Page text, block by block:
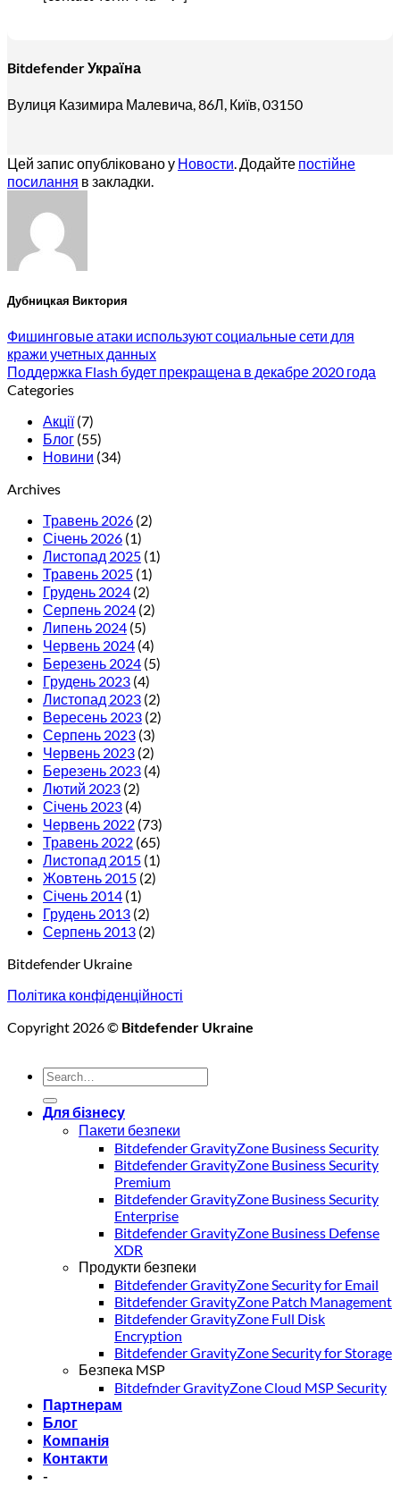
Bitdefender Україна
Вулиця Казимира Малевича, 86Л, Київ, 03150
Цей запис опубліковано у Новости. Додайте постійне
посилання в закладки.
Дубницкая Виктория
Фишинговые атаки используют социальные сети для
кражи учетных данных
Поддержка Flash будет прекращена в декабре 2020 года
Categories
Акції(7)
Блог (55)
Новини (34)
Archives
Травень 2026 (2)
Січень 2026 (1)
Листопад 2025 (1)
Травень 2025 (1)
Грудень 2024 (2)
Серпень 2024 (2)
Липень 2024 (5)
Червень 2024 (4)
Березень 2024 (5)
Грудень 2023 (4)
Листопад 2023 (2)
Вересень 2023 (2)
Серпень 2023 (3)
Червень 2023 (2)
Березень 2023 (4)
Лютий 2023 (2)
Січень 2023 (4)
Червень 2022 (73)
Травень 2022 (65)
Листопад 2015 (1)
Жовтень 2015 (2)
Січень 2014 (1)
Грудень 2013 (2)
Серпень 2013 (2)
Bitdefender Ukraine
Політика конфіденційності
Copyright 2026 © Bitdefender Ukraine
Для бізнесу
Пакети безпеки
Bitdefender GravityZone Business Security
Bitdefender GravityZone Business Security
Premium
Bitdefender GravityZone Business Security
Enterprise
Bitdefender GravityZone Business Defense
XDR
Продукти безпеки
Bitdefender GravityZone Security for Email
Bitdefender GravityZone Patch Management
Bitdefender GravityZone Full Disk
Encryption
Bitdefender GravityZone Security for Storage
Безпека MSP
Bitdefnder GravityZone Cloud MSP Security
Партнерам
Блог
Компанія
Контакти
-